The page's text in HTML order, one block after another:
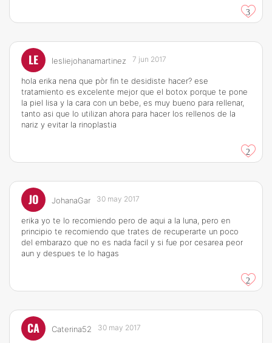
3
LE lesliejohanamartinez 7 jun 2017
hola erika nena que pòr fin te desidiste hacer? ese
tratamiento es excelente mejor que el botox porque te pone
la piel lisa y la cara con un bebe, es muy bueno para rellenar,
tanto asi que lo utilizan ahora para hacer los rellenos de la
nariz y evitar la rinoplastia
2
JO JohanaGar 30 may 2017
erika yo te lo recomiendo pero de aqui a la luna, pero en
principio te recomiendo que trates de recuperarte un poco
del embarazo que no es nada facil y si fue por cesarea peor
aun y despues te lo hagas
2
CA Caterina52 30 may 2017